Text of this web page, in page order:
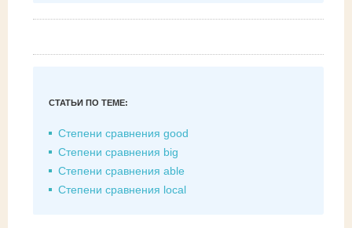
СТАТЬИ ПО ТЕМЕ:
Степени сравнения good
Степени сравнения big
Степени сравнения able
Степени сравнения local